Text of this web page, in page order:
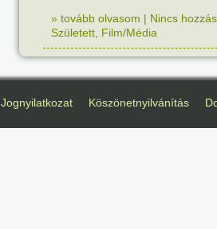
» tovább olvasom | Nincs
Született Film/Média
Jognyilatkozat Köszönetnyilvánítás